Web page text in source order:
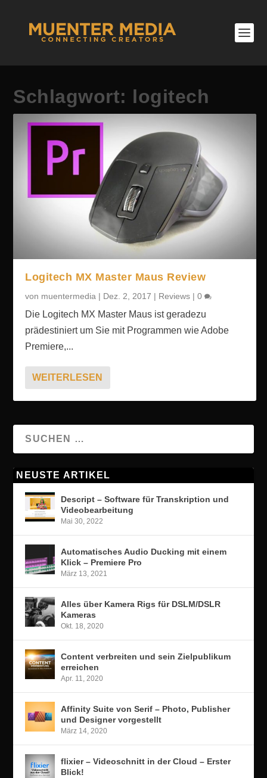
Schlagwort: logitech
Logitech MX Master Maus Review
von muentermedia | Dez. 2, 2017 | Reviews |0
Die Logitech MX Master Maus ist geradezu
prädestiniert um Sie mit Programmen wie Adobe
Premiere,...
WEITERLESEN
NEUSTE ARTIKEL
Descript – Software für Transkription und
Videobearbeitung
Mai 30, 2022
Automatisches Audio Ducking mit einem
Klick – Premiere Pro
März 13, 2021
Alles über Kamera Rigs für DSLM/DSLR
Kameras
Okt. 18, 2020
Content verbreiten und sein Zielpublikum
erreichen
Apr. 11, 2020
Affinity Suite von Serif – Photo, Publisher
und Designer vorgestellt
März 14, 2020
flixier – Videoschnitt in der Cloud – Erster
Blick!